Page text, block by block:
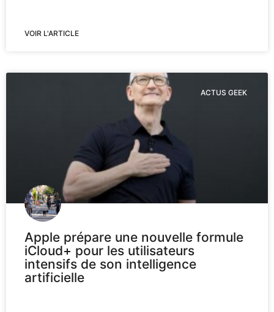
VOIR L'ARTICLE
ACTUS GEEK
Apple prépare une nouvelle formule
iCloud+ pour les utilisateurs
intensifs de son intelligence
artificielle